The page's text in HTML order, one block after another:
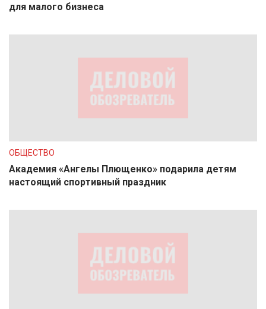
для малого бизнеса
ОБЩЕСТВО
Академия «Ангелы Плющенко» подарила детям
настоящий спортивный праздник